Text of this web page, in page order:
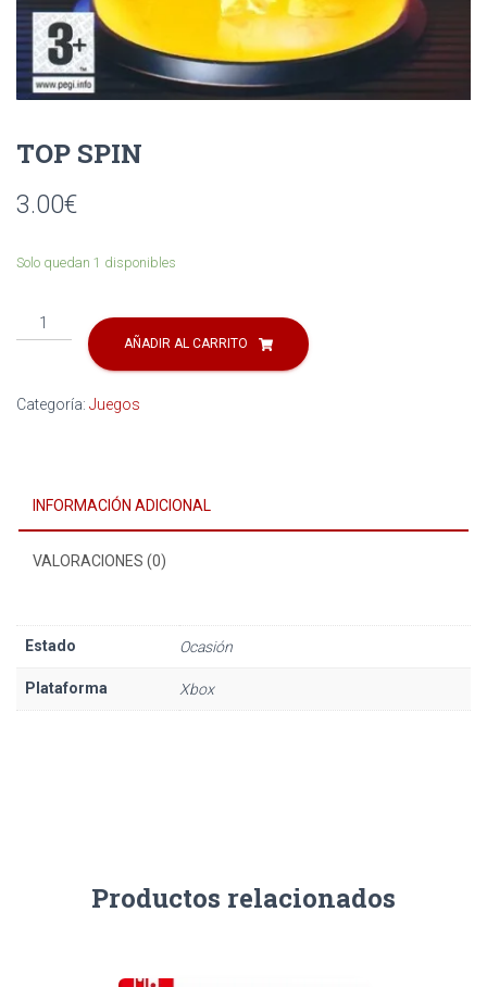
TOP SPIN
3.00€
Solo quedan 1 disponibles
TOP
SPIN
AÑADIR AL CARRITO
Categoría: Juegos
INFORMACIÓN ADICIONAL
VALORACIONES (0)
Estado Ocasión
Plataforma Xbox
Productos relacionados